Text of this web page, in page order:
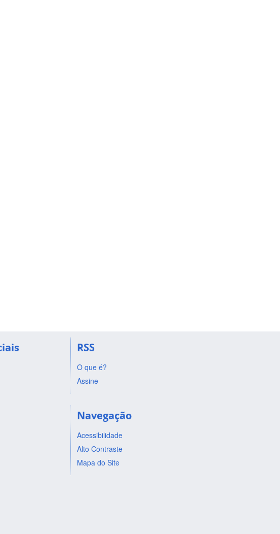
RSS
O que é?
Assine
Navegação
Acessibilidade
Alto Contraste
Mapa do Site